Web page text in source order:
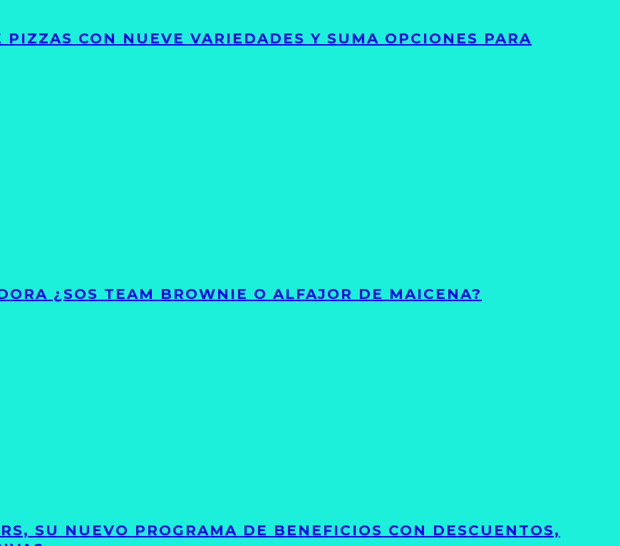
CON NUEVE VARIEDADES Y SUMA OPCIONES PARA
¿SOS TEAM BROWNIE O ALFAJOR DE MAICENA?
SU NUEVO PROGRAMA DE BENEFICIOS CON DESCUENTOS,